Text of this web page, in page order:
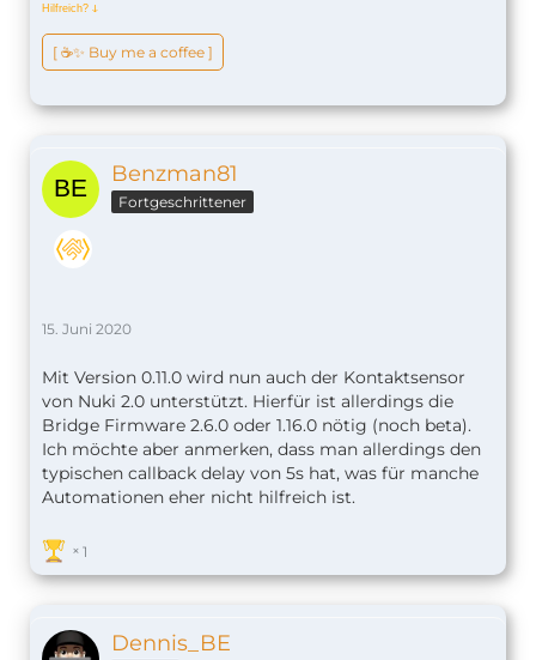
Hilfreich? ↆ
[ ☕️✨ Buy me a coffee ]
Benzman81
Fortgeschrittener
15. Juni 2020
Mit Version 0.11.0 wird nun auch der Kontaktsensor
von Nuki 2.0 unterstützt. Hierfür ist allerdings die
Bridge Firmware 2.6.0 oder 1.16.0 nötig (noch beta).
Ich möchte aber anmerken, dass man allerdings den
typischen callback delay von 5s hat, was für manche
Automationen eher nicht hilfreich ist.
1
Dennis_BE